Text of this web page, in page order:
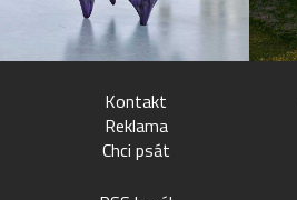
Kontakt
Reklama
Chci psát